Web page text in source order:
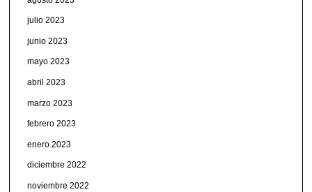
julio 2023
junio 2023
mayo 2023
abril 2023
marzo 2023
febrero 2023
enero 2023
diciembre 2022
noviembre 2022